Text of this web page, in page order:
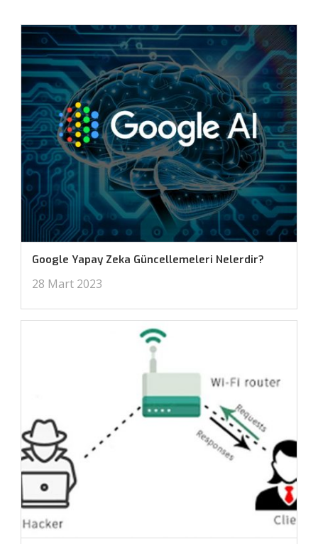
Google Yapay Zeka Güncellemeleri Nelerdir?
28 Mart 2023